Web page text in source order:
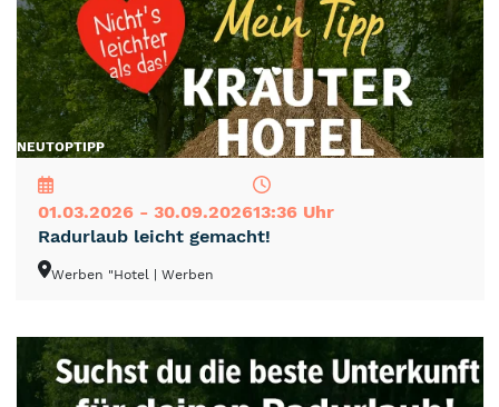
NEUTOPTIPP
01.03.2026 - 30.09.202613:36 Uhr
Radurlaub leicht gemacht!
Werben "Hotel | Werben